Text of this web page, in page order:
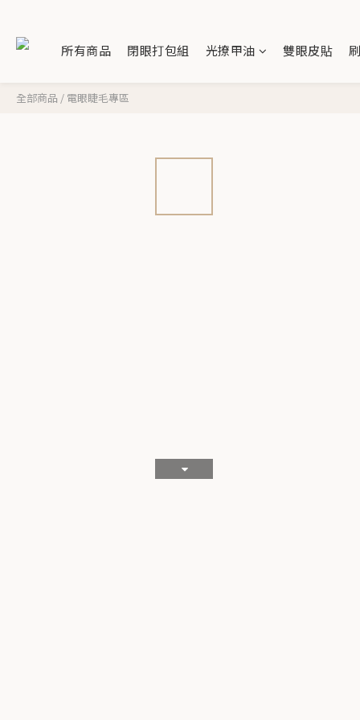
所有商品 閉眼打包組 光撩甲油 雙眼皮貼
全部商品 / 電眼睫毛專區